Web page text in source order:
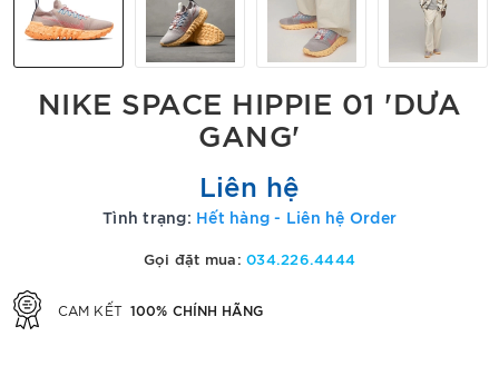
NIKE SPACE HIPPIE 01 'DƯA
GANG'
Liên hệ
Tình trạng: Hết hàng - Liên hệ Order
Gọi đặt mua:034.226.4444
CAM KẾT 100% CHÍNH HÃNG